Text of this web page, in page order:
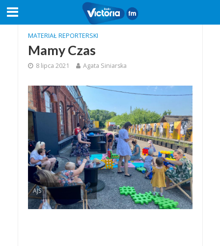
MATERIAŁ REPORTERSKI
Mamy Czas
8 lipca 2021 Agata Siniarska
AJS